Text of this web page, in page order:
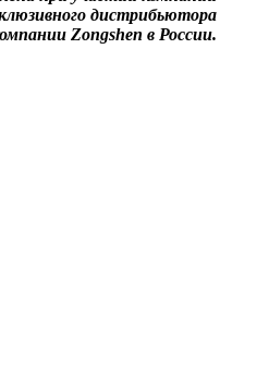
дистрибьютора
Zongshen в России.